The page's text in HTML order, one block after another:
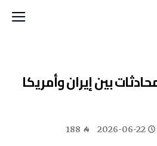
بين إيران وأمريكا
2026-06-22
188